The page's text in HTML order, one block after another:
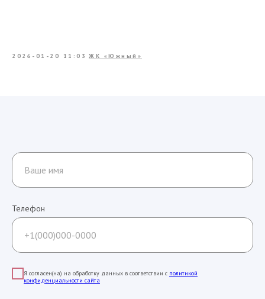
2026-01-20 11:03 ЖК «Южный»
Телефон
Я согласен(на) на обработку данных в соответствии с политикой
конфиденциальности сайта